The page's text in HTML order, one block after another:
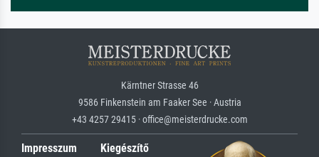
Kärntner Strasse 46
9586 Finkenstein am Faaker See · Austria
+43 4257 29415 · office@meisterdrucke.com
Impresszum
Kiegészítő